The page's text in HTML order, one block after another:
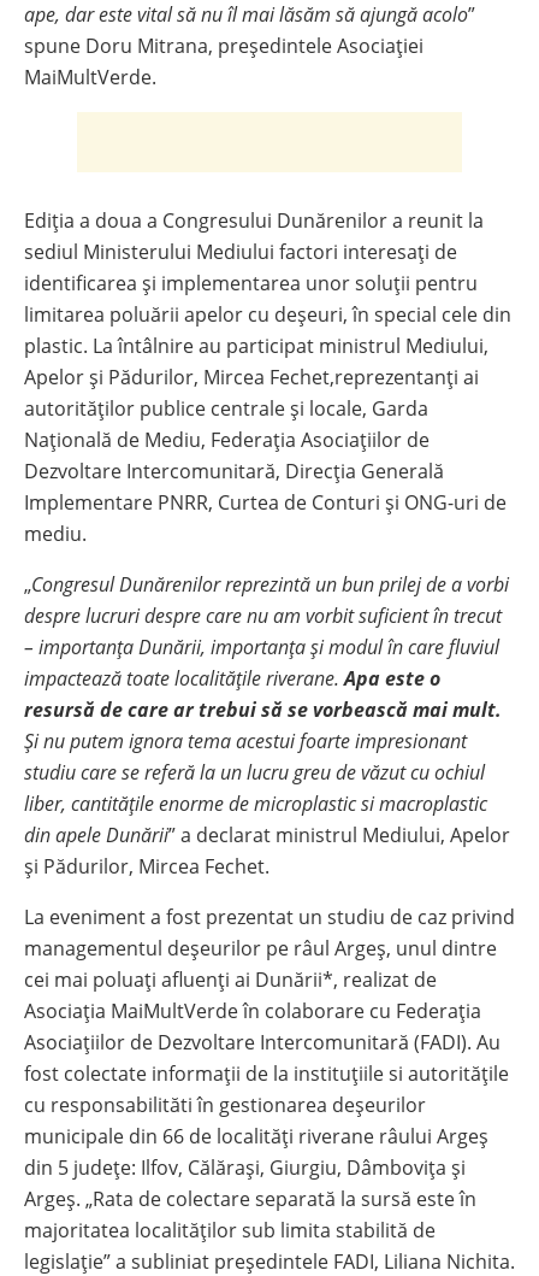
ape, dar este vital să nu îl mai lăsăm să ajungă acolo”
spune Doru Mitrana, președintele Asociației
MaiMultVerde.
Ediția a doua a Congresului Dunărenilor a reunit la
sediul Ministerului Mediului factori interesați de
identificarea și implementarea unor soluții pentru
limitarea poluării apelor cu deșeuri, în special cele din
plastic. La întâlnire au participat ministrul Mediului,
Apelor și Pădurilor, Mircea Fechet,reprezentanți ai
autorităților publice centrale și locale, Garda
Națională de Mediu, Federația Asociațiilor de
Dezvoltare Intercomunitară, Direcția Generală
Implementare PNRR, Curtea de Conturi și ONG-uri de
mediu.
„Congresul Dunărenilor reprezintă un bun prilej de a vorbi
despre lucruri despre care nu am vorbit suficient în trecut
– importanța Dunării, importanța și modul în care fluviul
impactează toate localitățile riverane.Apa este o
resursă de care ar trebui să se vorbească mai mult.
Și nu putem ignora tema acestui foarte impresionant
studiu care se referă la un lucru greu de văzut cu ochiul
liber, cantitățile enorme de microplastic si macroplastic
din apele Dunării” a declarat ministrul Mediului, Apelor
și Pădurilor, Mircea Fechet.
La eveniment a fost prezentat un studiu de caz privind
managementul deșeurilor pe râul Argeș, unul dintre
cei mai poluați afluenți ai Dunării*, realizat de
Asociația MaiMultVerde în colaborare cu Federația
Asociațiilor de Dezvoltare Intercomunitară (FADI). Au
fost colectate informații de la instituțiile si autoritățile
cu responsabilităti în gestionarea deșeurilor
municipale din 66 de localități riverane râului Argeș
din 5 județe: Ilfov, Călărași, Giurgiu, Dâmbovița și
Argeș. „Rata de colectare separată la sursă este în
majoritatea localităților sub limita stabilită de
legislație” a subliniat președintele FADI, Liliana Nichita.